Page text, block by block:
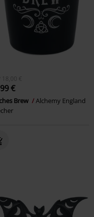
18,00 €
€
Brew
Alchemy England